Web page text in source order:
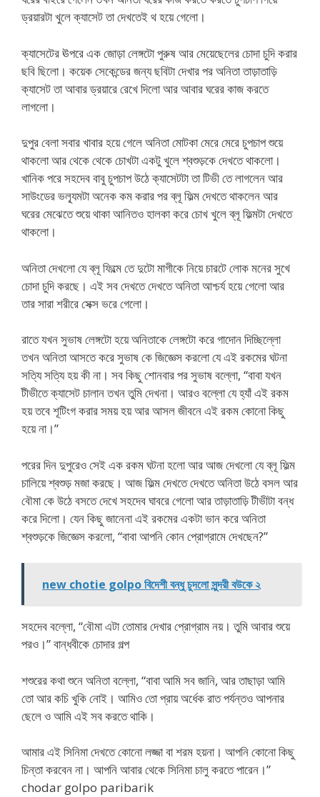
ড্রয়ারটা খুলে ক্যাসেট তা দেখতেই থ হয়ে গেলো।
ক্যাসেটের ঊপরে এক জোড়া লেঙ্গটো পুরুষ আর মেয়েছেলের চোদা চুদি করার
ছবি ছিলো। কয়েক সেকেন্ডের জন্য ছবিটা দেখার পর অনিতা তাড়াতাড়ি
ক্যাসেট তা আবার ড্রয়ারে রেখে দিলো আর আবার ঘরের কাজ করতে
লাগলো।
দুপুর বেলা সবার খাবার হয়ে গেলে অনিতা মোটকা মেরে মেরে চুপচাপ শুয়ে
থাকলো আর থেকে থেকে চোখটা একটু খুলে শ্বশুড়কে দেখতে থাকলো।
খানিক পরে সহদেব বাবু চুপচাপ উঠে ক্যাসেটটা তা টিভী তে লাগলেন আর
সাউংডের ভল্যূমটা অনেক কম করার পর ব্লূ ফিল্ম দেখতে থাকলেন আর
ঘরের মেঝেতে শুয়ে থাকা আনিতও হালকা করে চোখ খুলে ব্লূ ফিল্মটা দেখতে
থাকলো।
অনিতা দেখলো যে ব্লূ ফিল্মে তে দুটো মাগীকে নিয়ে চারটে লোক মনের সুখে
চোদা চুদি করছে। এই সব দেখতে দেখতে অনিতা আশ্চর্য হয়ে গেলো আর
তার সারা শরীরে সেক্স ভরে গেলো।
রাতে যখন সুভাষ লেঙ্গটো হয়ে অনিতাকে লেঙ্গটো করে গাদোন দিচ্ছিল্লো
তখন অনিতা আসতে করে সুভাষ কে জিজ্ঞেস করলো যে এই রকমের ঘটনা
সত্যি সত্যি হয় কী না। সব কিছু শোনবার পর সুভাষ বল্লো, “বাবা যখন
টীভীতে ক্যাসেট চালান তখন তুমি দেখনা। আরও বল্লো যে হ্যাঁ এই রকম
হয় তবে শূটিংগ করার সময় হয় আর আসল জীবনে এই রকম কোনো কিছু
হয়ে না।”
পরের দিন দুপুরেও সেই এক রকম ঘটনা হলো আর আজ দেখলো যে ব্লূ ফিল্ম
চালিয়ে শ্বশুড় মজা করছে। আজ ফিল্ম দেখতে দেখতে অনিতা উঠে বসল আর
বৌমা কে উঠে বসতে দেখে সহদেব ঘাবরে গেলো আর তাড়াতাড়ি টীভীটা বন্ধ
করে দিলো। যেন কিছু জানেনা এই রকমের একটা ভান করে অনিতা
শ্বশুড়কে জিজ্ঞেস করলো, “বাবা আপনি কোন প্রোগ্রামে দেখছেন?”
new chotie golpo বিদেশী বন্ধু চুদলো সুন্দরী বউকে ২
সহদেব বল্লো, “বৌমা এটা তোমার দেখার প্রোগ্রাম নয়। তুমি আবার শুয়ে
পরও।” বান্ধবীকে চোদার গল্প
শশুরের কথা শুনে অনিতা বল্লো, “বাবা আমি সব জানি, আর তাছাড়া আমি
তো আর কচি খুকি নোই। আমিও তো প্রায় অর্ধেক রাত পর্যন্তও আপনার
ছেলে ও আমি এই সব করতে থাকি।
আমার এই সিনিমা দেখতে কোনো লজ্জা বা শরম হয়না। আপনি কোনো কিছু
চিন্তা করবেন না। আপনি আবার থেকে সিনিমা চালু করতে পারেন।”
chodar golpo paribarik